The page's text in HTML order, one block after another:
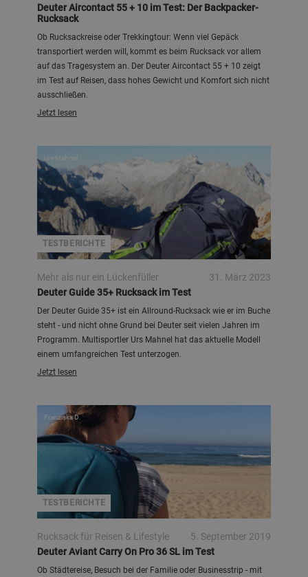
Deuter Aircontact 55 + 10 im Test: Der Backpacker-
Rucksack
Ob Rucksackreise oder Trekkingtour: Wenn viel Gepäck
transportiert werden will, kommt es beim Rucksack vor allem
auf das Tragesystem an. Der Deuter Aircontact 55 + 10 zeigt
im Test auf Reisen, dass hohes Gewicht und Komfort sich nicht
ausschließen.
Jetzt lesen
TESTBERICHTE
Urs Mahnel
Mehr als nur ein Lückenfüller
31. März 2023
Deuter Guide 35+ Rucksack im Test
Der Deuter Guide 35+ ist ein Allround-Rucksack wie er im Buche
steht - und nicht ohne Grund bei Deuter seit vielen Jahren im
Programm. Multisportler Urs Mahnel hat das aktuelle Modell
einem umfangreichen Test unterzogen.
Jetzt lesen
TESTBERICHTE
Franziska D.
Rucksack für Reisen & Lifestyle
5. September 2019
Deuter Aviant Carry On Pro 36 SL im Test
Ob Städtereise, Besuch bei der Familie oder Businesstrip - mit